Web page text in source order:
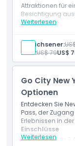
Richtlinie für
Ausschlüsse
Nicht geeignet
Öffnungszeiten
Attraktionen für
Besichtigung
Weiterlesen
Einschlüsse
Eintritt zu
und
Digitaler
Attraktionen
Attraktionen
Gültig für 30
Erwachsener:
Kind:US$ 79US$
Go City New
Optionen
Entdecken Sie
Pass, der
Erlebnissen in
Weiterlesen
Einschlüsse
Zugang zu 3